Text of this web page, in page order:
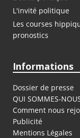
L'invité politique
Les courses
pronostics
Informations
Dossier de presse
QUI SOMMES-
Comment nous
Publicité
Mentions Légales